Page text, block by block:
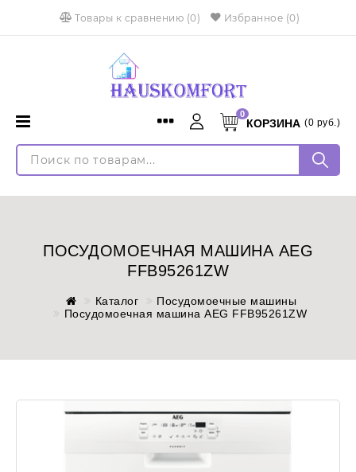
Товары к сравнению (0) Избранное (0)
Menu
Войти
Русский English
КОРЗИНА
0
(0 руб.)
Каталог
Монтаж кондиционеров
Оплата
ПОСУДОМОЕЧНАЯ МАШИНА AEG
FFB95261ZW
Каталог
Посудомоечные машины
Посудомоечная машина AEG FFB95261ZW